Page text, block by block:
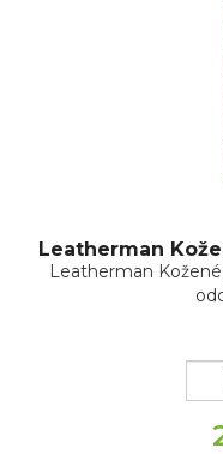
Leatherman
Leatherman